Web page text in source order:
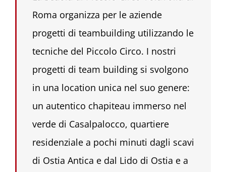
Roma organizza per le aziende
progetti di teambuilding utilizzando le
tecniche del Piccolo Circo. I nostri
progetti di team building si svolgono
in una location unica nel suo genere:
un autentico chapiteau immerso nel
verde di Casalpalocco, quartiere
residenziale a pochi minuti dagli scavi
di Ostia Antica e dal Lido di Ostia e a